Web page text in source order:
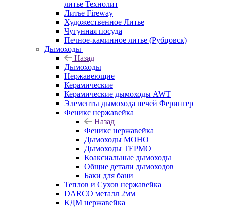
литье Технолит
Литье Fireway
Художественное Литье
Чугунная посуда
Печное-каминное литье (Рубцовск)
Дымоходы
Назад
Дымоходы
Нержавеющие
Керамические
Керамические дымоходы AWT
Элементы дымохода печей Ферингер
Феникс нержавейка
Назад
Феникс нержавейка
Дымоходы МОНО
Дымоходы ТЕРМО
Коаксиальные дымоходы
Общие детали дымоходов
Баки для бани
Теплов и Сухов нержавейка
DARCO металл 2мм
КДМ нержавейка